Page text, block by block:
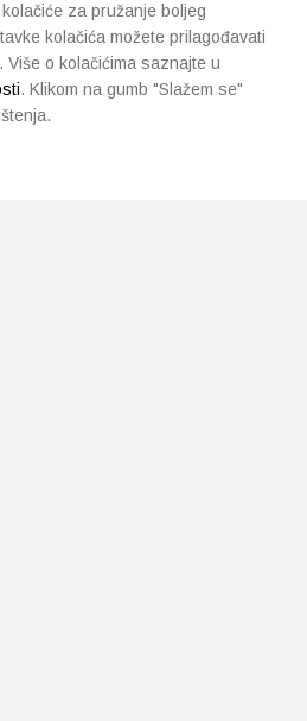
za pružanje boljeg
kolačića možete prilagođavati
Više o kolačićima saznajte u
. Klikom na gumb "Slažem se"